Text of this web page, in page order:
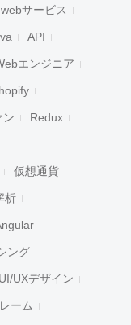
webサービス
API
エンジニア
ン Redux
仮想通貨
析
ング
UI/UXデザイン
ーム